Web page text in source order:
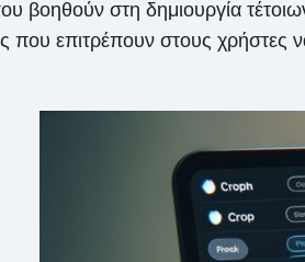
στη δημιουργία
επιτρέπουν στους χρήστες